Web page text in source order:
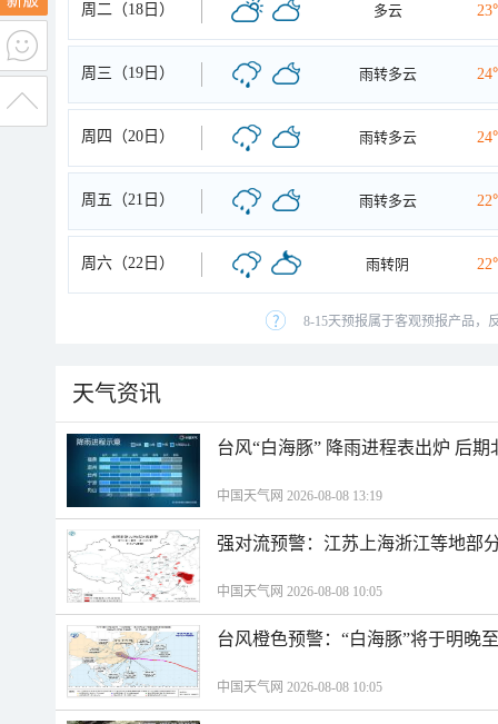
周二（18日） 多云
周三（19日） 雨转多云
周四（20日） 雨转多云
周五（21日） 雨转多云
周六（22日） 雨转阴
8-15天预报属于客观预报产品，
天气资讯
台风“白海豚” 降雨进程表出炉 后
中国天气网 2026-08-08 13:19
强对流预警：江苏上海浙江等地部
中国天气网 2026-08-08 10:05
台风橙色预警：“白海豚”将于明晚
中国天气网 2026-08-08 10:05